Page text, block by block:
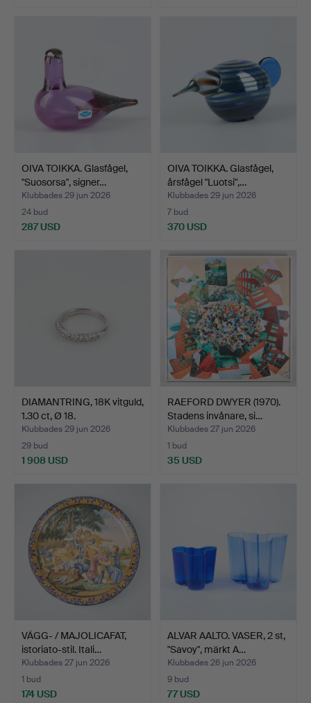
OIVA TOIKKA. Glasfågel,
"Suosorsa", signer…
Klubbades 29 jun 2026
24 bud
287 USD
OIVA TOIKKA. Glasfågel,
årsfågel "Luotsi",…
Klubbades 29 jun 2026
7 bud
370 USD
DIAMANTRING, 18K vitguld,
1.30 ct, Ø 18.
Klubbades 29 jun 2026
29 bud
1 908 USD
RAEFORD DWYER (1970).
Stadens invånare, si…
Klubbades 27 jun 2026
1 bud
35 USD
VÄGG- / MAJOLICAFAT,
istoriato-stil. Itali…
Klubbades 27 jun 2026
1 bud
174 USD
ALVAR AALTO. VASER, 2 st,
"Savoy", märkt A…
Klubbades 26 jun 2026
9 bud
77 USD